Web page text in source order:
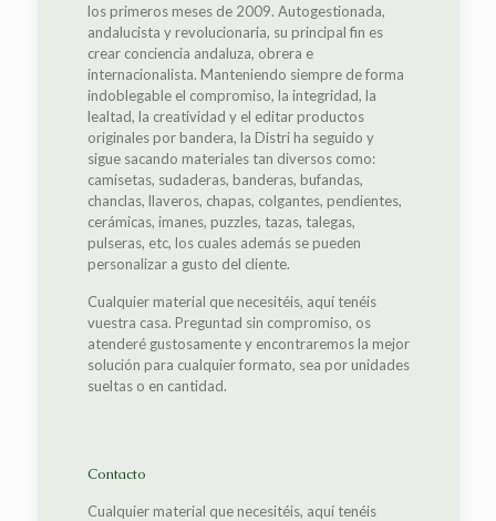
los primeros meses de 2009. Autogestionada,
andalucista y revolucionaria, su principal fin es
crear conciencia andaluza, obrera e
internacionalista. Manteniendo siempre de forma
indoblegable el compromiso, la integridad, la
lealtad, la creatividad y el editar productos
originales por bandera, la Distri ha seguido y
sigue sacando materiales tan diversos como:
camisetas, sudaderas, banderas, bufandas,
chanclas, llaveros, chapas, colgantes, pendientes,
cerámicas, imanes, puzzles, tazas, talegas,
pulseras, etc, los cuales además se pueden
personalizar a gusto del cliente.
Cualquier material que necesitéis, aquí tenéis
vuestra casa. Preguntad sin compromiso, os
atenderé gustosamente y encontraremos la mejor
solución para cualquier formato, sea por unidades
sueltas o en cantidad.
Contacto
Cualquier material que necesitéis, aquí tenéis